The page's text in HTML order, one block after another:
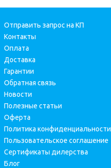
Отправить запрос на КП
Контакты
Оплата
Доставка
Гарантии
Обратная связь
Новости
Полезные статьи
Оферта
Политика конфиденциальности
Пользовательское соглашение
Сертификаты дилерства
Блог